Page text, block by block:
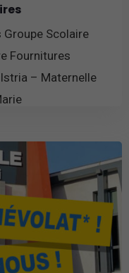
Scolaire
Fournitures
– Maternelle